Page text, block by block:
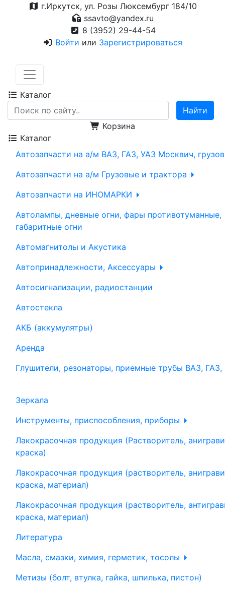
г.Иркутск, ул. Розы Люксембург 184/10
ssavto@yandex.ru
8 (3952) 29-44-54
Войти или Зарегистрироваться
Каталог
Корзина
Каталог
Автозапчасти на а/м ВАЗ, ГАЗ, УАЗ Москвич,
Автозапчасти на а/м Грузовые и трактора
Автозапчасти на ИНОМАРКИ
Автолампы, дневные огни, фары противотуманные,
габаритные огни
Автомагнитолы и Акустика
Автопринадлежности, Аксессуары
Автосигнализации, радиостанции
Автостекла
АКБ (аккумулятры)
Аренда
Глушители, резонаторы, приемные трубы ВАЗ, ГАЗ,
Зеркала
Инструменты, приспособления, приборы
Лакокрасочная продукция (Растворитель,
краска)
Лакокрасочная продукция (растворитель,
краска, материал)
Лакокрасочная продукция (растворитель,
краска, материал)
Литература
Масла, смазки, химия, герметик, тосолы
Метизы (болт, втулка, гайка, шпилька, пистон)